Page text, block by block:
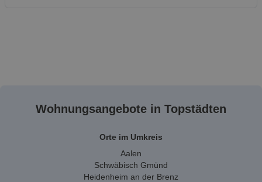
Wohnungsangebote in Topstädten
Orte im Umkreis
Aalen
Schwäbisch Gmünd
Heidenheim an der Brenz